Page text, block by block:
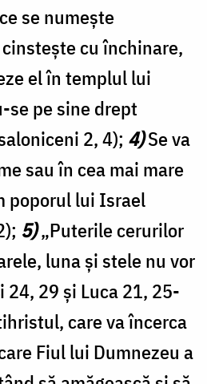
se numeşte
cu închinare,
el în templul lui
se pe sine drept
2, 4); 4)Se va
sau în cea mai mare
poporul lui Israel
5)„Puterile cerurilor
luna și stele nu vor
29 și Luca 21, 25-
care va încerca
Fiul lui Dumnezeu a